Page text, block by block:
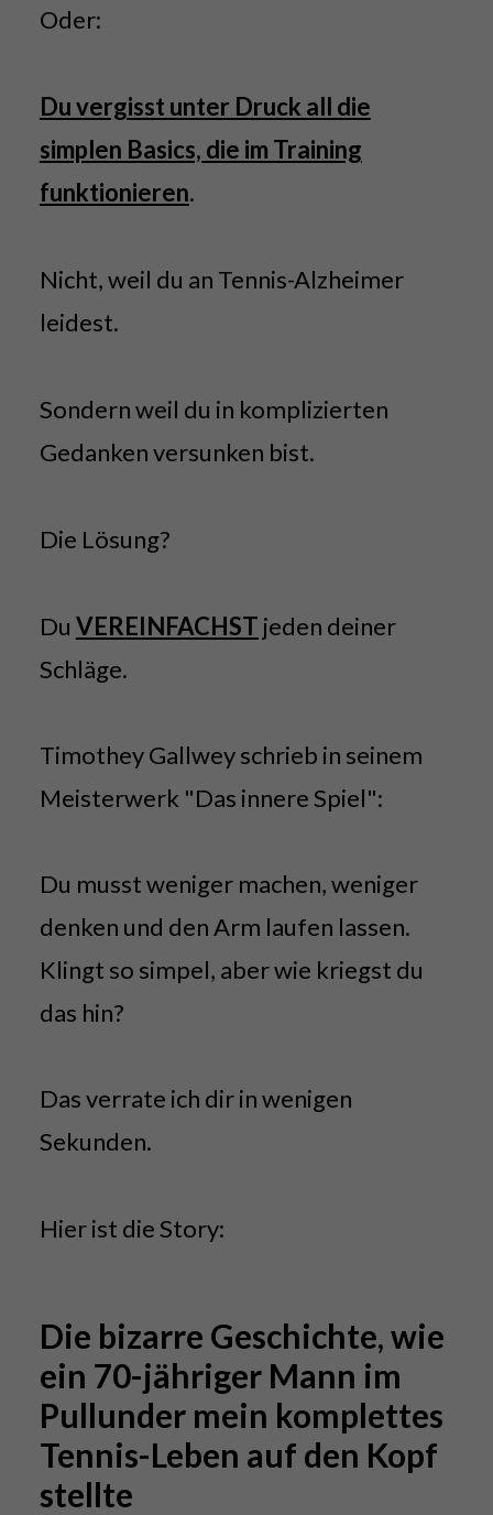
Oder:
Du vergisst unter Druck all die
simplen Basics, die im Training
funktionieren.
Nicht, weil du an Tennis-Alzheimer
leidest.
Sondern weil du in komplizierten
Gedanken versunken bist.
Die Lösung?
Du VEREINFACHST jeden deiner
Schläge.
Timothey Gallwey schrieb in seinem
Meisterwerk "Das innere Spiel":
Du musst weniger machen, weniger
denken und den Arm laufen lassen.
Klingt so simpel, aber wie kriegst du
das hin?
Das verrate ich dir in wenigen
Sekunden.
Hier ist die Story:
Die bizarre Geschichte, wie
ein 70-jähriger Mann im
Pullunder mein komplettes
Tennis-Leben auf den Kopf
stellte